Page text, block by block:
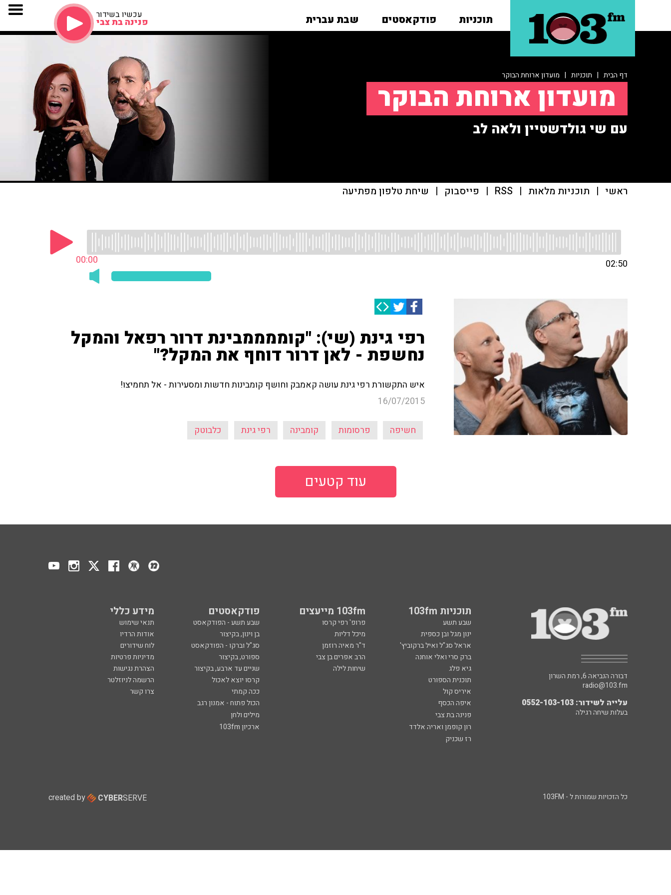
תוכניות פודקאסטים שבת עברית עכשיו בשידור
פנינה בת צבי
דף הבית | תוכניות | מועדון ארוחת הבוקר
מועדון ארוחת הבוקר
עם שי גולדשטיין ולאה לב
ראשי | תוכניות מלאות |
RSS
| פייסבוק | שיחת טלפון מפתיעה
00:00 02:50
רפי גינת (שי): "קוממממבינת דרור רפאל והמקל
נחשפת - לאן דרור דוחף את המקל?"
איש התקשורת רפי גינת עושה קאמבק וחושף קומבינות חדשות ומסעירות - אל תחמיצו!
16/07/2015
חשיפה פרסומות קומבינה רפי גינת כלבוטק
עוד קטעים
תוכניות 103fm 103fm מייעצים פודקאסטים מידע כללי
שבע תשע פרופ' רפי קרסו שבע תשע - הפודקאסט
תנאי שימוש
ינון מגל ובן כספית
מיכל דליות בן וינון, בקיצור
אודות הרדיו
אראל סג"ל ואיל ברקוביץ'
ד"ר מאיה רוזמן סג"ל וברקו - הפודקאסט
לוח שידורים
ברק סרי ואלי אוחנה
הרב אפרים בן צבי ספורט, בקיצור
מדיניות פרטיות
גיא פלג
שיחות לילה שניים עד ארבע, בקיצור
הצהרת נגישות
תוכנית הספורט
קרסו יוצא לאכול
הרשמה לניוזלטר
איריס קול
ככה קמתי
צרו קשר
איפה הכסף
הכול פתוח - אמנון רגב
פנינה בת צבי
מילים ולחן
רון קופמן ואריה אלדד
ארכיון 103fm
רז שכניק
דבורה הנביאה 6, רמת השרון
radio@103.fm
עלייה לשידור: 0552-103-103
בעלות שיחה רגילה
כל הזכויות שמורות ל - 103FM created by CYBERSERVE